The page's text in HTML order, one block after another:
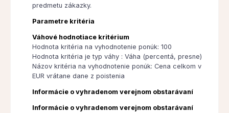
predmetu zákazky.
Parametre kritéria
Váhové hodnotiace kritérium
Hodnota kritéria na vyhodnotenie ponúk: 100
Hodnota kritéria je typ váhy : Váha (percentá, presne)
Názov kritéria na vyhodnotenie ponúk: Cena celkom v
EUR vrátane dane z poistenia
Informácie o vyhradenom verejnom obstarávaní
Informácie o vyhradenom verejnom obstarávaní